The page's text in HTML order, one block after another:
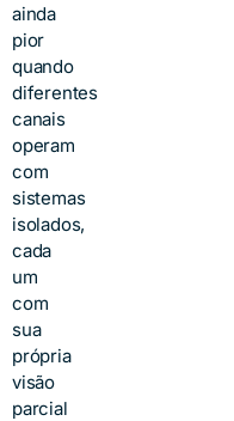
ainda
pior
quando
diferentes
canais
operam
com
sistemas
isolados,
cada
um
com
sua
própria
visão
parcial